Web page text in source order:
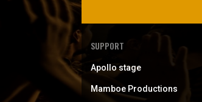
SUPPORT
Apollo stage
Mamboe Productions